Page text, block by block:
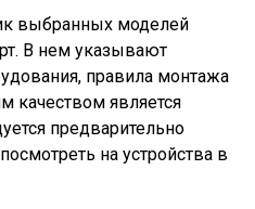
выбранных моделей
В нем указывают
правила монтажа
качеством является
предварительно
на устройства в